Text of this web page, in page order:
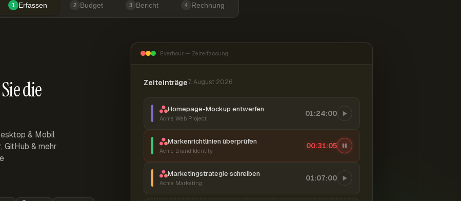
1 Erfassen 2 Budget 3 Bericht 4 Rechnung
die
& Mobil
GitHub & mehr
Everhour — Zeiterfassung
Zeiteinträge7. August 2026
Homepage-Mockup entwerfen
Acme Web Project
01:24:00
Markenrichtlinien überprüfen
Acme Brand Identity
00:31:06
Marketingstrategie schreiben
Acme Marketing
01:07:00